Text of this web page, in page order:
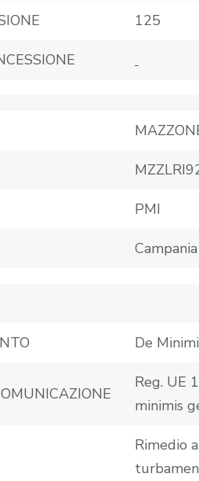
125
PMI
Campania
De
Reg. UE
minimis
Rimedio